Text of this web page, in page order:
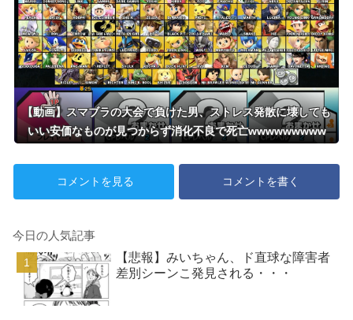
【動画】スマブラの大会で負けた男、ストレス発散に壊しても
いい安価なものが見つからず消化不良で死亡wwwwwwwww
コメントを見る コメントを書く
今日の人気記事
【悲報】みいちゃん、ド直球な障害者
差別シーンこ発見される・・・